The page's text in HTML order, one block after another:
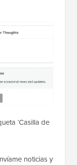
‘Casilla de
noticias y